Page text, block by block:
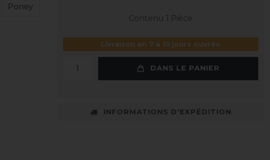
Poney
Contenu 1 Pièce
Livraison en 7 à 10 jours ouvrés
DANS LE PANIER
INFORMATIONS D'EXPÉDITION